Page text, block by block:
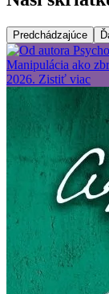
Predchádzajúce